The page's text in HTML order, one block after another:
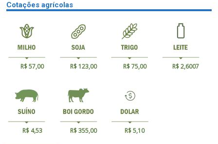
Cotações agrícolas
R$ 57,00 R$ 123,00 R$ 75,00 R$ 2,6007
R$ 4,53 R$ 355,00 R$ 5,10